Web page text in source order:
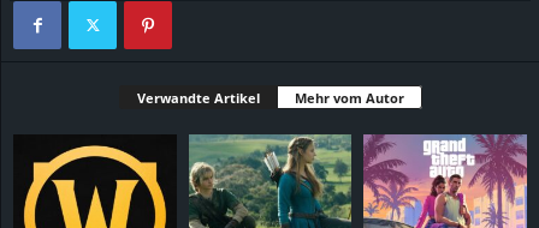
Verwandte Artikel Mehr vom Autor